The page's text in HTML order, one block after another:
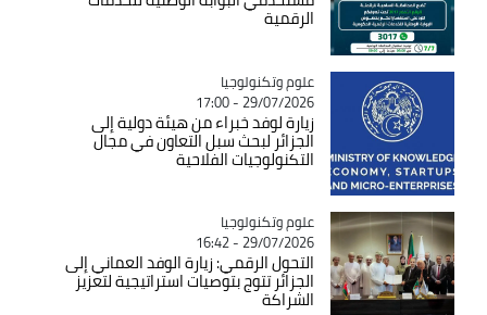
الرقمية
Catégorie
علوم وتكنولوجيا
29/07/2026 - 17:00
زيارة لوفد خبراء من هيئة دولية إلى
الجزائر لبحث سبل التعاون في مجال
التكنولوجيات الفلاحية
Catégorie
علوم وتكنولوجيا
29/07/2026 - 16:42
التحول الرقمي: زيارة الوفد العماني إلى
الجزائر تتوج بتوصيات استراتيجية لتعزيز
الشراكة